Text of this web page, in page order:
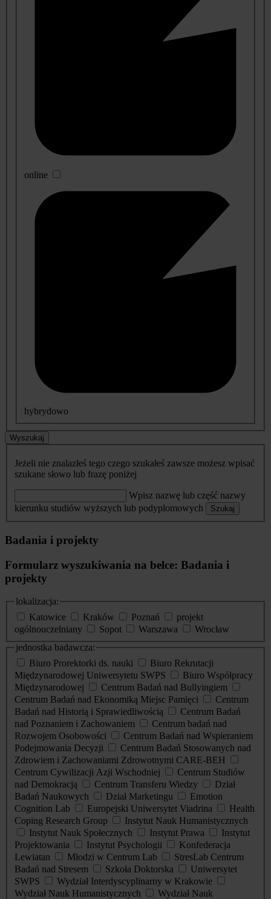
online
hybrydowo
Wyszukaj
Jeżeli nie znalazłeś tego czego szukałeś zawsze możesz wpisać
szukane słowo lub frazę poniżej
Wpisz nazwę lub część nazwy
kierunku studiów wyższych lub podyplomowych
Szukaj
Badania i projekty
Formularz wyszukiwania na belce: Badania i
projekty
lokalizacja:
Katowice
Kraków Poznań
projekt
ogólnouczelniany
Sopot Warszawa
Wrocław
jednostka badawcza:
Biuro Prorektorki ds. nauki
Biuro Rekrutacji
Międzynarodowej Uniwersytetu SWPS
Biuro Współpracy
Międzynarodowej
Centrum Badań nad Bullyingiem
Centrum Badań nad Ekonomiką Miejsc Pamięci
Centrum
Badań nad Historią i Sprawiedliwością
Centrum Badań
nad Poznaniem i Zachowaniem
Centrum badań nad
Rozwojem Osobowości
Centrum Badań nad Wspieraniem
Podejmowania Decyzji
Centrum Badań Stosowanych nad
Zdrowiem i Zachowaniami Zdrowotnymi CARE-BEH
Centrum Cywilizacji Azji Wschodniej
Centrum Studiów
nad Demokracją
Centrum Transferu Wiedzy
Dział
Badań Naukowych
Dział Marketingu
Emotion
Cognition Lab
Europejski Uniwersytet Viadrina
Health
Coping Research Group
Instytut Nauk Humanistycznych
Instytut Nauk Społecznych
Instytut Prawa
Instytut
Projektowania
Instytut Psychologii
Konfederacja
Lewiatan
Młodzi w Centrum Lab
StresLab Centrum
Badań nad Stresem
Szkoła Doktorska
Uniwersytet
SWPS
Wydział Interdyscyplinarny w Krakowie
Wydział Nauk Humanistycznych
Wydział Nauk